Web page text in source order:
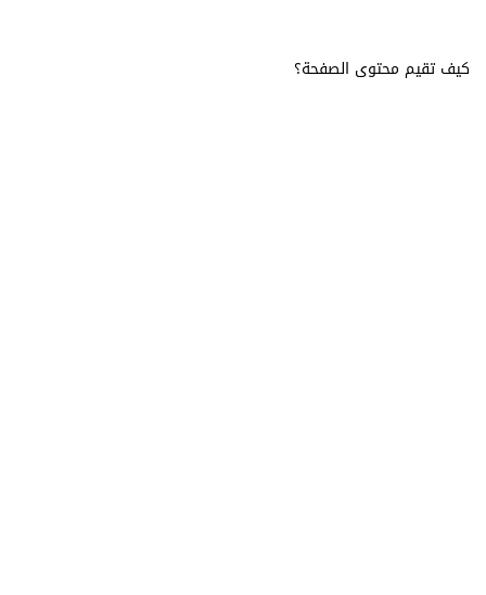
كيف تقيم محتوى الصفحة؟